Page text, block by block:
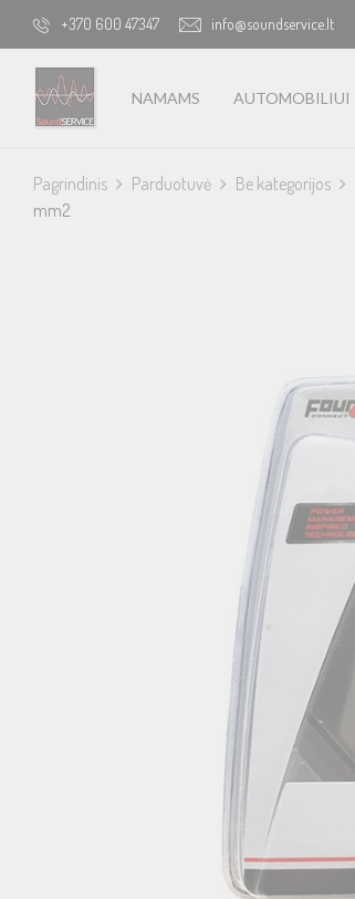
+370 600 47347 info@soundservice.lt
NAMAMS AUTOMOBILIUI
Pagrindinis Parduotuvė Be kategorijos
mm2